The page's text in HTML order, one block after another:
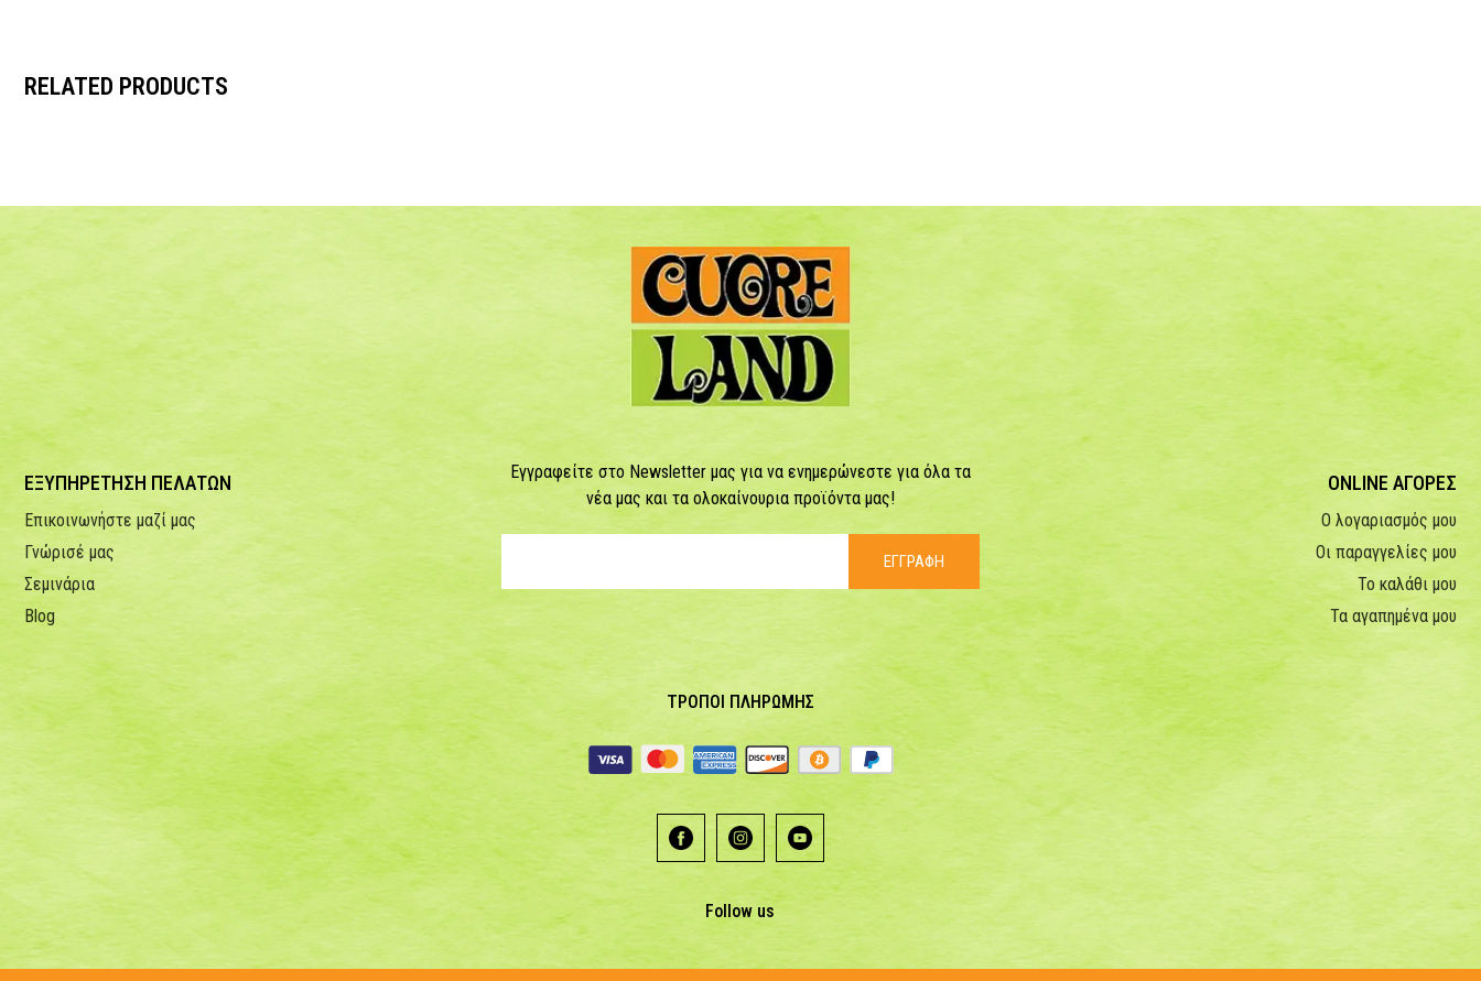
RELATED PRODUCTS
ΕΞΥΠΗΡΕΤΗΣΗ ΠΕΛΑΤΩΝ
Επικοινωνήστε μαζί μας
Γνώρισέ μας
Σεμινάρια
Blog
Εγγραφείτε στο Newsletter μας για να ενημερώνεστε για όλα τα
νέα μας και τα ολοκαίνουρια προϊόντα μας!
ΕΓΓΡΑΦΗ
ONLINE ΑΓΟΡΕΣ
Ο λογαριασμός μου
Οι παραγγελίες μου
Το καλάθι μου
Τα αγαπημένα μου
ΤΡΟΠΟΙ ΠΛΗΡΩΜΗΣ
Follow us